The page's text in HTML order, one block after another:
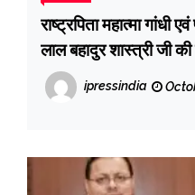
राष्ट्रपिता महात्मा गांधी
लाल बहादुर शास्त्री जी की
श्रद्धांजलि
ipressindia